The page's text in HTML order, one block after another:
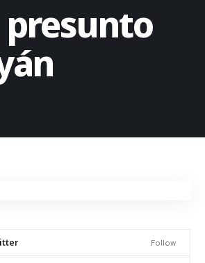
presunto
Follow